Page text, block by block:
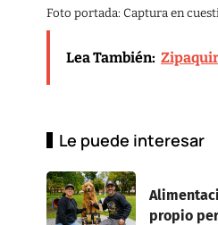
Foto portada: Captura en
Lea También:
Le puede interesar
propio